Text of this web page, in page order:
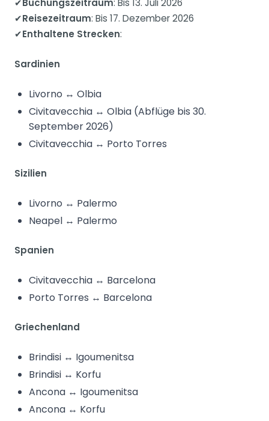
✔Buchungszeitraum: Bis 13. Juli 2026
✔Reisezeitraum: Bis 17. Dezember 2026
✔Enthaltene Strecken:
Sardinien
Livorno ↔ Olbia
Civitavecchia ↔ Olbia (Abflüge bis 30.
September 2026)
Civitavecchia ↔ Porto Torres
Sizilien
Livorno ↔ Palermo
Neapel ↔ Palermo
Spanien
Civitavecchia ↔ Barcelona
Porto Torres ↔ Barcelona
Griechenland
Brindisi ↔ Igoumenitsa
Brindisi ↔ Korfu
Ancona ↔ Igoumenitsa
Ancona ↔ Korfu